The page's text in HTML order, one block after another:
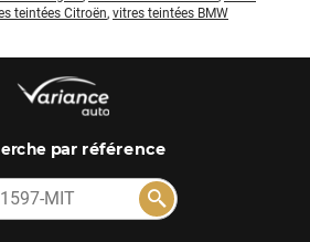
teintées Citroën, vitres teintées BMW
par référence